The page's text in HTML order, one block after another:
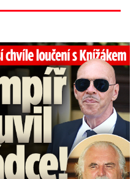
Klempíř, Pospíšil s Medou